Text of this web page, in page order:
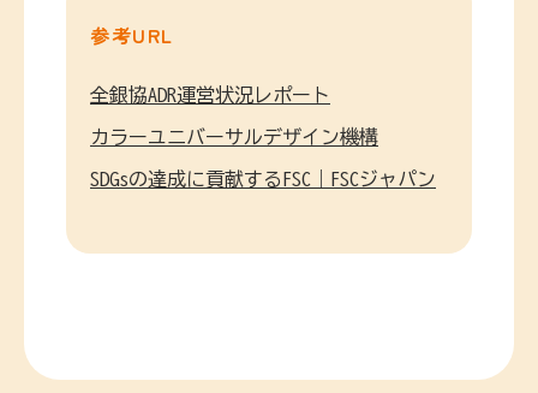
参考URL
全銀協ADR運営状況レポート
カラーユニバーサルデザイン機構
SDGsの達成に貢献するFSC｜FSCジャパン